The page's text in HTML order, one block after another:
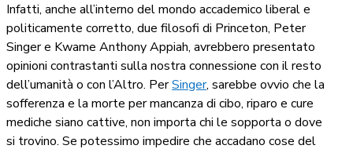
Infatti, anche all’interno del mondo accademico liberal e
politicamente corretto, due filosofi di Princeton, Peter
Singer e Kwame Anthony Appiah, avrebbero presentato
opinioni contrastanti sulla nostra connessione con il resto
dell’umanità o con l’Altro. PerSinger, sarebbe ovvio che la
sofferenza e la morte per mancanza di cibo, riparo e cure
mediche siano cattive, non importa chi le sopporta o dove
si trovino. Se potessimo impedire che accadano cose del